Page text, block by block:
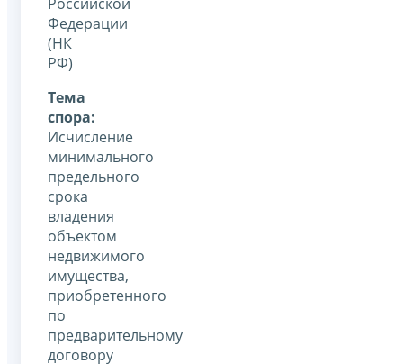
Федерации
(НК
РФ)
Тема
спора:
Исчисление
минимального
предельного
срока
владения
объектом
недвижимого
имущества,
приобретенного
по
предварительному
договору